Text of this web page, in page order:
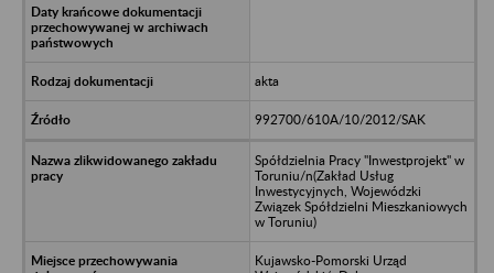
akta
992700/610A/10/2012/SAK
Spółdzielnia Pracy "Inwestprojekt" w
Toruniu/n(Zakład Usług
Inwestycyjnych, Wojewódzki
Związek Spółdzielni Mieszkaniowych
w Toruniu)
Kujawsko-Pomorski Urząd